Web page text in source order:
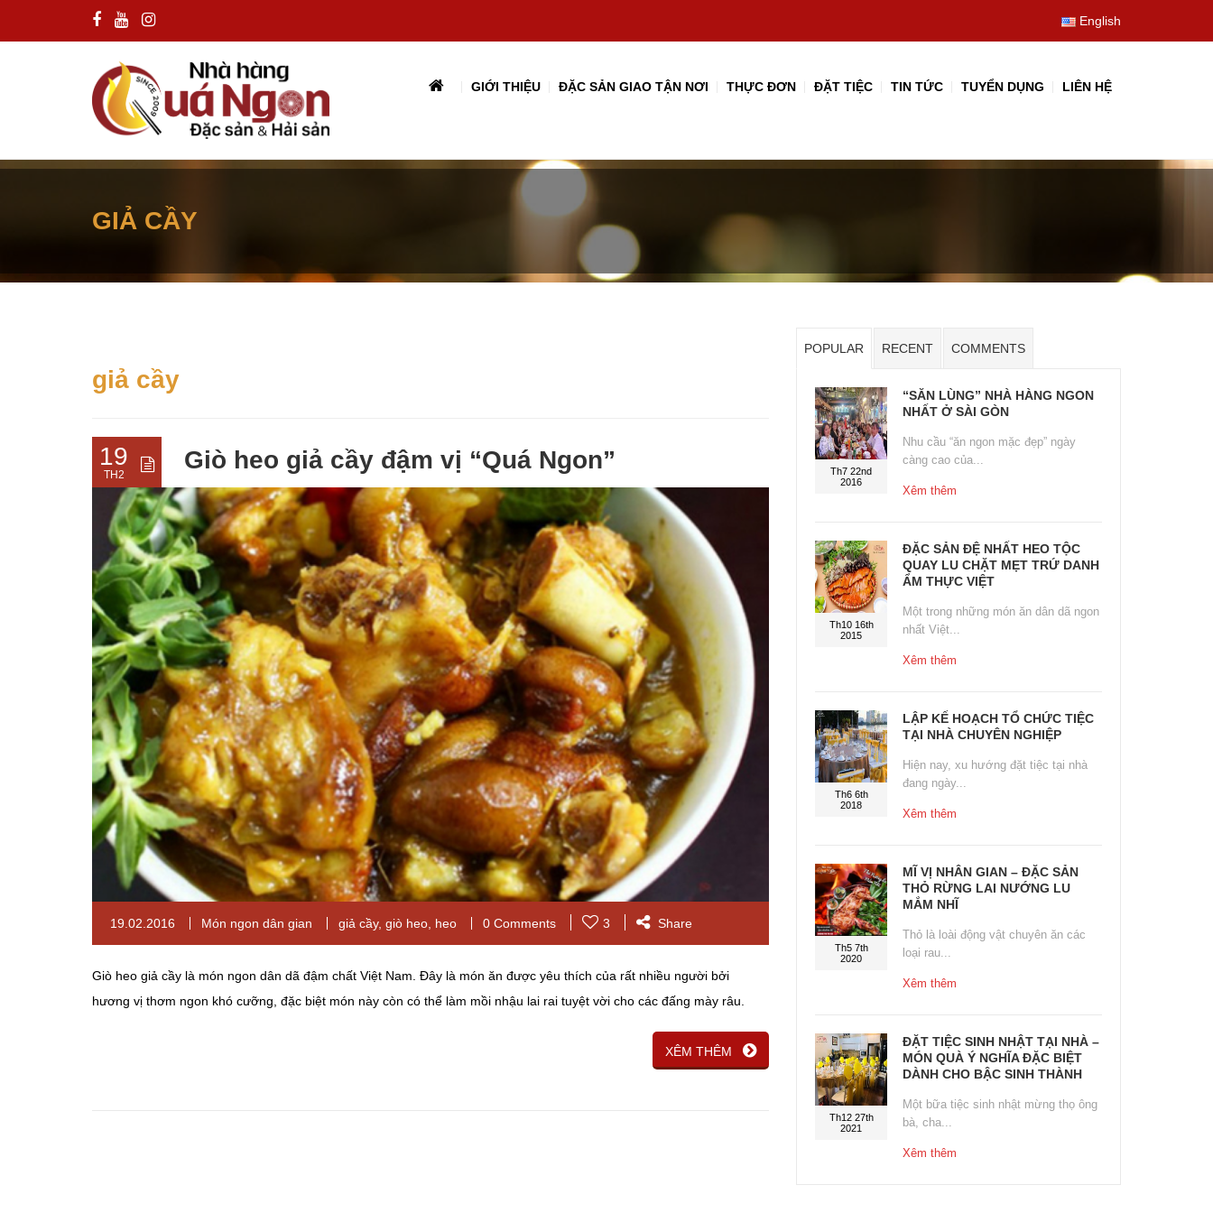
English
GIỚI THIỆU ĐẶC SẢN GIAO TẬN NƠI THỰC ĐƠN ĐẶT TIỆC TIN TỨC TUYỂN DỤNG LIÊN HỆ
GIẢ CẦY
giả cầy
19
TH2
Giò heo giả cầy đậm vị “Quá Ngon”
19.02.2016 Món ngon dân gian giả cầy, giò heo heo 0 Comments 3 Share
Giò heo giả cầy là món ngon dân dã đậm chất Việt Nam. Đây là món ăn được yêu thích của rất nhiều người bởi
hương vị thơm ngon khó cưỡng, đặc biệt món này còn có thể làm mồi nhậu lai rai tuyệt vời cho các đấng mày râu.
XÊM THÊM
POPULAR RECENT COMMENTS
Th7 22nd
2016
“SĂN LÙNG” NHÀ HÀNG NGON
NHẤT Ở SÀI GÒN
Nhu cầu “ăn ngon mặc đẹp” ngày
càng cao của...
Xêm thêm
Th10 16th
2015
ĐẶC SẢN ĐỆ NHẤT HEO TỘC
QUAY LU CHẶT MẸT TRỨ DANH
ẨM THỰC VIỆT
Một trong những món ăn dân dã ngon
nhất Việt...
Xêm thêm
Th6 6th
2018
LẬP KẾ HOẠCH TỔ CHỨC TIỆC
TẠI NHÀ CHUYÊN NGHIỆP
Hiện nay, xu hướng đặt tiệc tại nhà
đang ngày...
Xêm thêm
Th5 7th
2020
MĨ VỊ NHÂN GIAN – ĐẶC SẢN
THỎ RỪNG LAI NƯỚNG LU
MẮM NHĨ
Thỏ là loài động vật chuyên ăn các
loại rau...
Xêm thêm
Th12 27th
2021
ĐẶT TIỆC SINH NHẬT TẠI NHÀ –
MÓN QUÀ Ý NGHĨA ĐẶC BIỆT
DÀNH CHO BẬC SINH THÀNH
Một bữa tiệc sinh nhật mừng thọ ông
bà, cha...
Xêm thêm